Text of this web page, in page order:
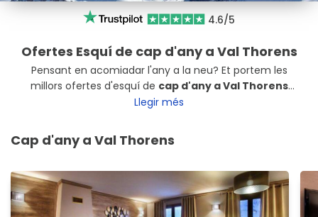
4.6/5
Ofertes Esquí de cap d'any a Val Thorens
Pensant en acomiadar l'any a la neu? Et portem les
millors ofertes d'esquí de cap d'any a Val Thorens
perquè aprofitis al màxim les teves vacances. Ja pots
França
. El destí més popular dels Alps francesos.
Llegir més
Cap d'any a Val Thorens